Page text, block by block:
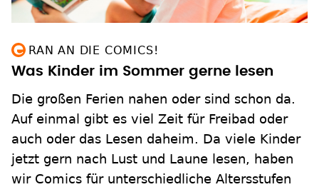
RAN AN DIE COMICS!
Was Kinder im Sommer gerne lesen
Die großen Ferien nahen oder sind schon da.
Auf einmal gibt es viel Zeit für Freibad oder
auch oder das Lesen daheim. Da viele Kinder
jetzt gern nach Lust und Laune lesen, haben
wir Comics für unterschiedliche Altersstufen